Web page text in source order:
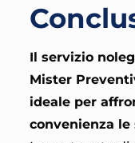
Il servizio
Mister
ideale per
convenienza